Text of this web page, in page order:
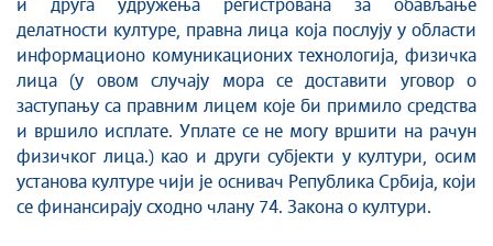
и друга удружења регистрована за обављање
делатности културе, правна лица која послују у области
информационо комуникационих технологија, физичка
лица (у овом случају мора се доставити уговор о
заступању са правним лицем које би примило средства
и вршило исплате. Уплате се не могу вршити на рачун
физичког лица.) као и други субјекти у култури, осим
установа културе чији је оснивач Република Србија, који
се финансирају сходно члану 74. Закона о култури.